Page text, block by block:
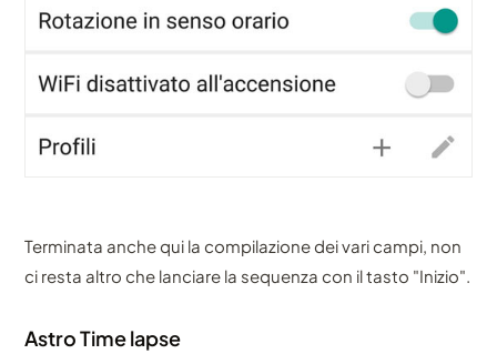
Terminata anche qui la compilazione dei vari campi, non
ci resta altro che lanciare la sequenza con il tasto "Inizio".
Astro Time lapse